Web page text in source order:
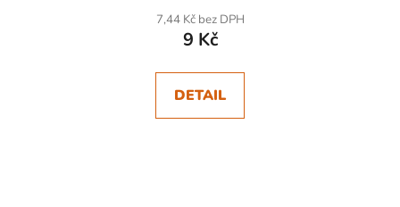
7,44 Kč bez DPH
9 Kč
DETAIL